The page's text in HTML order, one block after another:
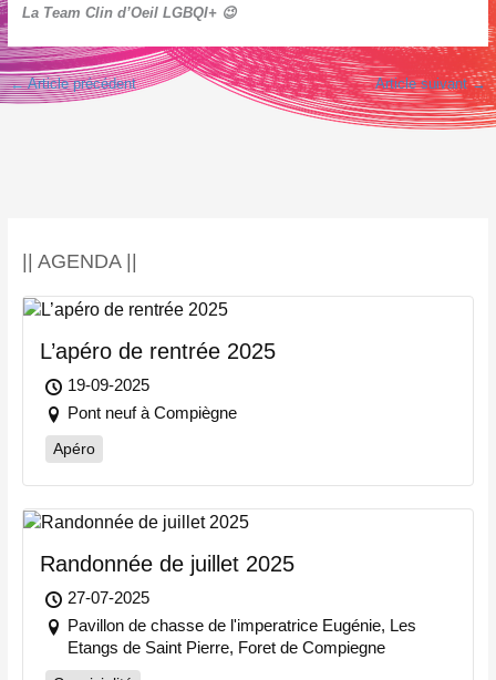
|| AGENDA ||
L’apéro de rentrée 2025
19-09-2025
Pont neuf à Compiègne
Apéro
Randonnée de juillet 2025
27-07-2025
Pavillon de chasse de l'imperatrice Eugénie, Les
Etangs de Saint Pierre, Foret de Compiegne
La Team Clin d’Oeil LGBQI+ 😉
←Article précédent Article suivant→